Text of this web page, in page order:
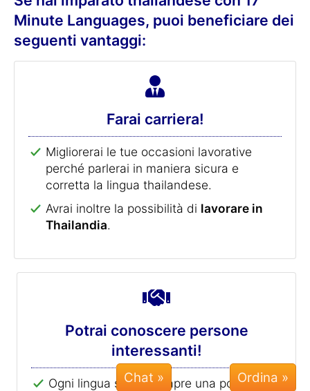
Minute Languages, puoi beneficiare dei
seguenti vantaggi:
Farai carriera!
Migliorerai le tue occasioni lavorative
perché parlerai in maniera sicura e
corretta la lingua thailandese.
Avrai inoltre la possibilità di lavorare in
Thailandia.
Potrai conoscere persone
interessanti!
Ogni lingua straniera apre una porta in
Chat »